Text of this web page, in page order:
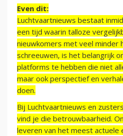
Even dit:
Luchtvaartnieuws bestaat
een tijd waarin talloze
nieuwkomers met veel minder
schreeuwen, is het belangrijk
platforms te hebben die niet
maar ook perspectief en
doen.
Bij Luchtvaartnieuws en
vind je die betrouwbaarheid.
leveren van het meest actuele